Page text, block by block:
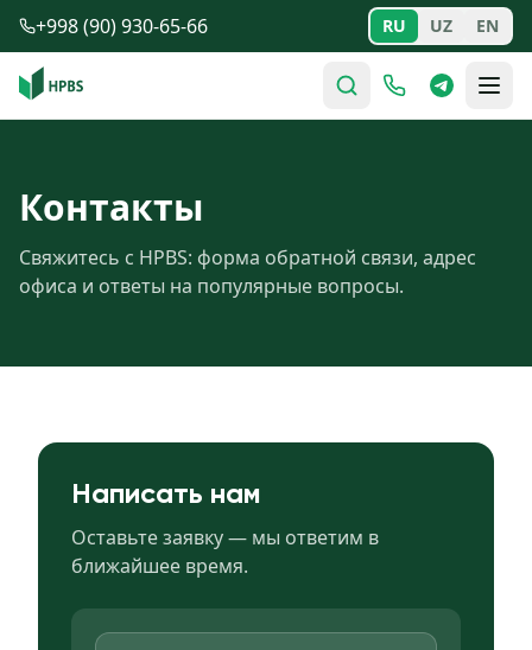
Перейти к содержимому
+998 (90) 930-65-66 RU UZ EN
Контакты
Свяжитесь с HPBS: форма обратной связи, адрес
офиса и ответы на популярные вопросы.
Написать нам
Оставьте заявку — мы ответим в
ближайшее время.